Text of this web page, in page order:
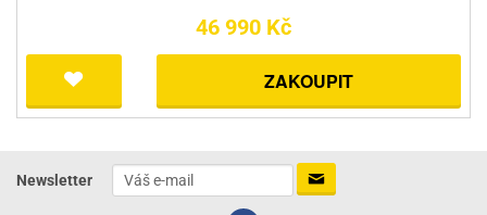
46 990 Kč
ZAKOUPIT
Newsletter